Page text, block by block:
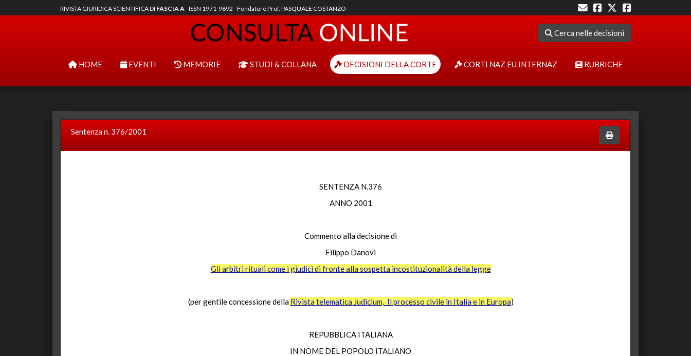
RIVISTA GIURIDICA SCIENTIFICA DI FASCIA A- ISSN 1971-9892 - Fondatore Prof. PASQUALE COSTANZO
Cerca nelle decisioni
HOME EVENTI MEMORIE STUDI & COLLANA DECISIONI DELLA CORTE CORTI NAZ EU INTERNAZ RUBRICHE
Sentenza n. 376/2001
SENTENZA N.376
ANNO 2001
Commento alla decisione di
Filippo Danovi
Gli arbitri rituali come i giudici di fronte alla sospetta incostituzionalità della legge
(per gentile concessione della Rivista telematica Judicium, Il processo civile in Italia e in Europa)
REPUBBLICA ITALIANA
IN NOME DEL POPOLO ITALIANO